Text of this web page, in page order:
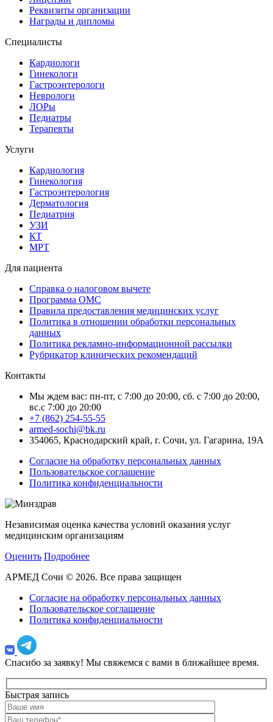
Реквизиты организации
Награды и дипломы
Специалисты
Кардиологи
Гинекологи
Гастроэнтерологи
Неврологи
ЛОРы
Педиатры
Терапевты
Услуги
Кардиология
Гинекология
Гастроэнтерология
Дерматология
Педиатрия
УЗИ
КТ
МРТ
Для пациента
Справка о налоговом вычете
Программа ОМС
Правила предоставления медицинских услуг
Политика в отношении обработки персональных
данных
Политика рекламно-информационной рассылки
Рубрикатор клинических рекомендаций
Контакты
Мы ждем вас: пн-пт, с 7:00 до 20:00, сб. с 7:00 до 20:00,
вс.с 7:00 до 20:00
+7 (862) 254-55-55
armed-sochi@bk.ru
354065, Краснодарский край, г. Сочи, ул. Гагарина, 19А
Согласие на обработку персональных данных
Пользовательское соглашение
Политика конфиденциальности
Независимая оценка качества условий оказания услуг
медицинским организациям
Оценить Подробнее
АРМЕД Сочи © 2026. Все права защищен
Согласие на обработку персональных данных
Пользовательское соглашение
Политика конфиденциальности
Спасибо за заявку! Мы свяжемся с вами в ближайшее время.
Быстрая запись